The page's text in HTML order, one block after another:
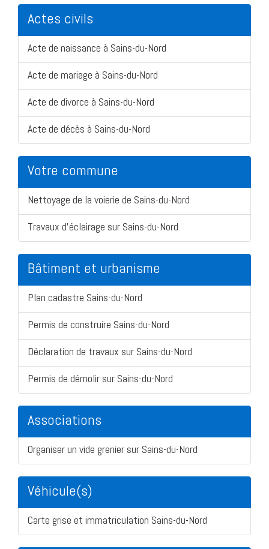
Actes civils
Acte de naissance à Sains-du-Nord
Acte de mariage à Sains-du-Nord
Acte de divorce à Sains-du-Nord
Acte de décès à Sains-du-Nord
Votre commune
Nettoyage de la voierie de Sains-du-Nord
Travaux d'éclairage sur Sains-du-Nord
Bâtiment et urbanisme
Plan cadastre Sains-du-Nord
Permis de construire Sains-du-Nord
Déclaration de travaux sur Sains-du-Nord
Permis de démolir sur Sains-du-Nord
Associations
Organiser un vide grenier sur Sains-du-Nord
Véhicule(s)
Carte grise et immatriculation Sains-du-Nord